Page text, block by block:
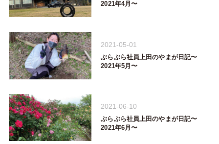
2021年4月〜
2021-05-01
ぶらぶら社員上田のやまが日記〜
2021年5月〜
2021-06-10
ぶらぶら社員上田のやまが日記〜
2021年6月〜